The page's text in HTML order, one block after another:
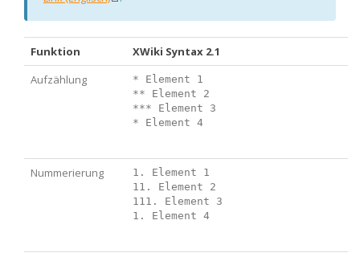
Funktion
XWiki Syntax 2.1
Aufzählung
* Element 1
** Element 2
*** Element 3
Nummerierung
1. Element 1
11. Element 2
111. Element 3